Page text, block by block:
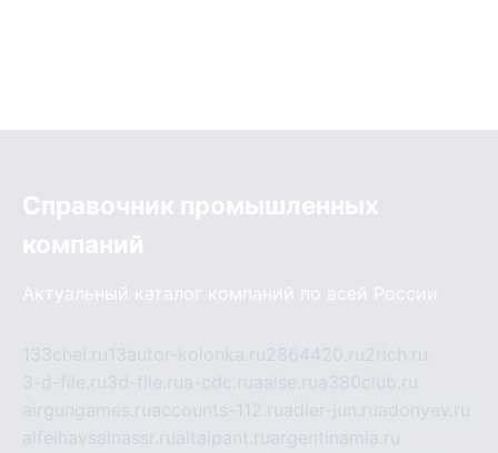
Справочник промышленных
компаний
Актуальный каталог компаний по всей России
133chel.ru13autor-kolonka.ru2864420.ru2rich.ru
3-d-file.ru3d-file.rua-cdc.ruaalse.rua380club.ru
airgungames.ruaccounts-112.ruadler-jun.ruadonyev.ru
alfeihavsalnassr.rualtaipant.ruargentinamia.ru